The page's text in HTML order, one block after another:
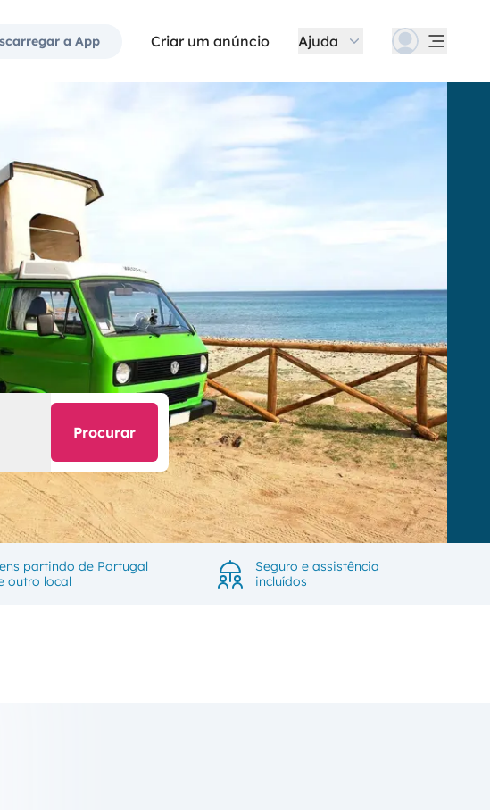
a App Criar um anúncio Ajuda
Procurar
partindo de Portugal
outro local
Seguro e assistência
incluídos